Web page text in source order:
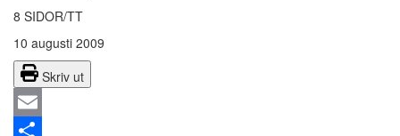
8 SIDOR/TT
10 augusti 2009
Skriv ut
Email